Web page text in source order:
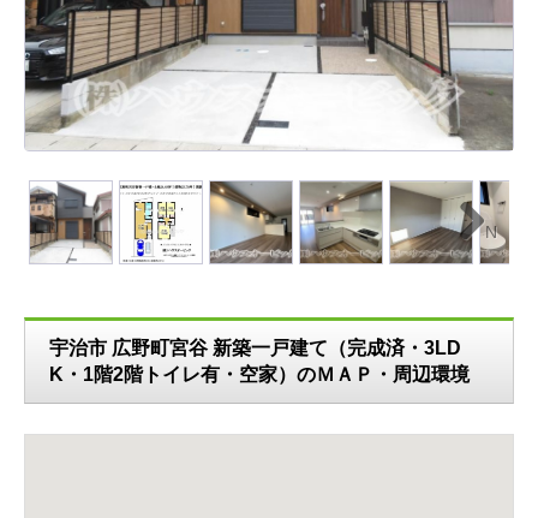
N
ext
宇治市 広野町宮谷 新築一戸建て（完成済・3LD
K・1階2階トイレ有・空家）のＭＡＰ・周辺環境